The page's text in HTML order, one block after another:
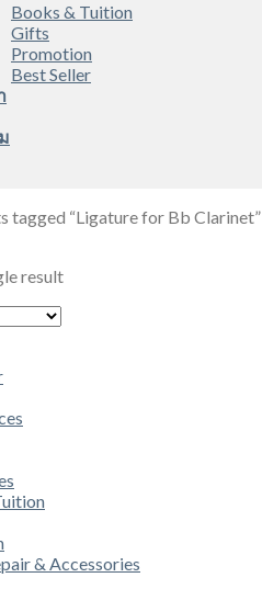
Books & Tuition
Gifts
Promotion
Best Seller
tagged “Ligature for Bb Clarinet”
result
& Accessories